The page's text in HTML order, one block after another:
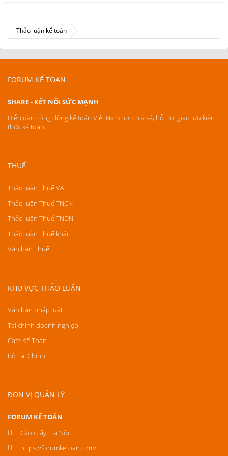
Thảo luận kế toán
FORUM KẾ TOÁN
SHARE - KẾT NỐI SỨC MẠNH
Diễn đàn cộng đồng kế toán Việt Nam nơi chia sẻ, hỗ trợ, giao lưu kiến
thức kế toán.
THUẾ
Thảo luận Thuế VAT
Thảo luận Thuế TNCN
Thảo luận Thuế TNDN
Thảo luận Thuế khác
Văn bản Thuế
KHU VỰC THẢO LUẬN
Văn bản pháp luật
Tài chính doanh nghiệp
Cafe Kế Toán
Bộ Tài Chính
ĐƠN VỊ QUẢN LÝ
FORUM KẾ TOÁN
Cầu Giấy, Hà Nội
https://forumketoan.com/